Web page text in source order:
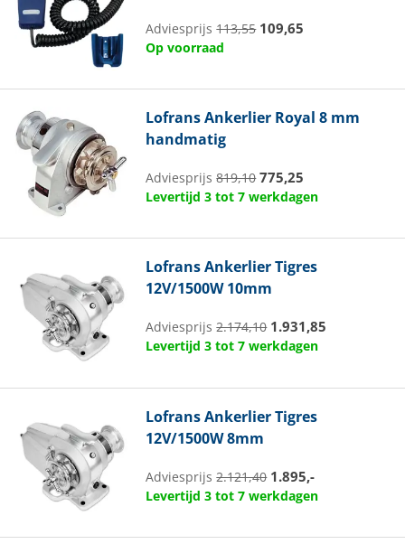
Adviesprijs113,55 109,65
Op voorraad
LofransAnkerlier Royal 8 mm
handmatig
Adviesprijs819,10 775,25
Levertijd 3 tot 7 werkdagen
LofransAnkerlier Tigres
12V/1500W 10mm
Adviesprijs2.174,10 1.931,85
Levertijd 3 tot 7 werkdagen
LofransAnkerlier Tigres
12V/1500W 8mm
Adviesprijs2.121,40 1.895,-
Levertijd 3 tot 7 werkdagen